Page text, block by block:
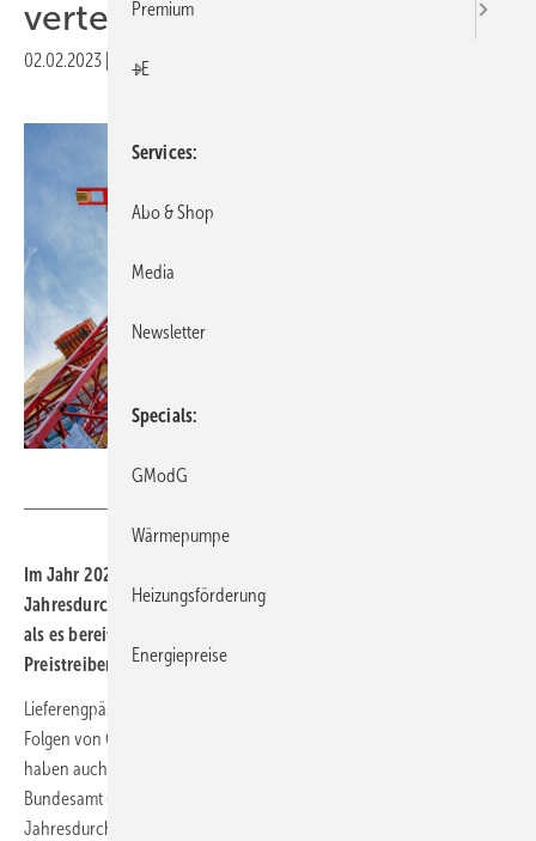
verteuert
02.02.2023 Druckvorschau
Im Jahr 2022 waren nahezu alle Baumaterialien im
Jahresdurchschnitt noch einmal deutlich teurer als im Vorjahr,
als es bereits hohe Preissteigerungen gegeben hatte.
Preistreibend waren vor allem die gestiegenen Energiepreise.
Lieferengpässe, Materialknappheit, gestiegene Energiepreise – die
Folgen von Coronavirus-Pandemie und Russland-Ukraine-Krieg
haben auch den Bausektor erheblich beeinflusst. Wie das Statistische
Bundesamt (Destatis) mitteilt, waren nahezu alle Baumaterialien im
Jahresdurchschnitt 2022 noch einmal deutlich teurer als im Vorjahr,
Premium
+E
Services
Abo & Shop
Media
Newsletter
Specials
GModG
Wärmepumpe
Heizungsförderung
Energiepreise